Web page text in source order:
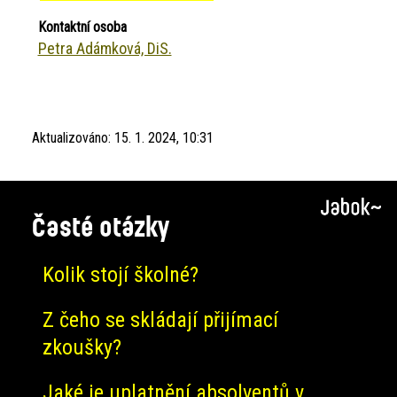
Kontaktní osoba
Petra Adámková, DiS.
Aktualizováno: 15. 1. 2024, 10:31
Časté otázky
Kolik stojí školné?
Z čeho se skládají přijímací
zkoušky?